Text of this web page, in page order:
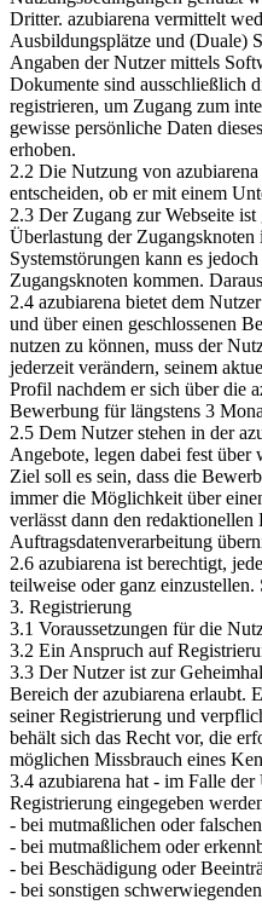
Dritter. azubiarena vermittelt
Ausbildungsplätze und (Duale)
Angaben der Nutzer mittels
Dokumente sind ausschließlich
registrieren, um Zugang zum
gewisse persönliche Daten
erhoben.
2.2 Die Nutzung von
entscheiden, ob er mit einem
2.3 Der Zugang zur Webseite
Überlastung der
Systemstörungen kann es
Zugangsknoten kommen.
2.4 azubiarena bietet dem
und über einen geschlossenen
nutzen zu können, muss der
jederzeit verändern, seinem
Profil nachdem er sich über die
Bewerbung für längstens 3
2.5 Dem Nutzer stehen in der
Angebote, legen dabei fest
Ziel soll es sein, dass die
immer die Möglichkeit über
verlässt dann den
Auftragsdatenverarbeitung
2.6 azubiarena ist berechtigt,
teilweise oder ganz einzustellen.
3. Registrierung
3.1 Voraussetzungen für die
3.2 Ein Anspruch auf
3.3 Der Nutzer ist zur
Bereich der azubiarena erlaubt.
seiner Registrierung und
behält sich das Recht vor, die
möglichen Missbrauch eines
3.4 azubiarena hat - im Falle
Registrierung eingegeben
- bei mutmaßlichen oder
- bei mutmaßlichem oder
- bei Beschädigung oder
- bei sonstigen